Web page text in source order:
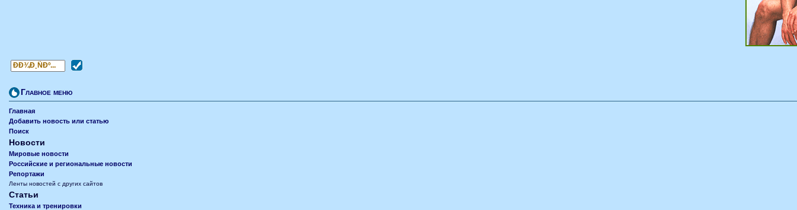
Главное меню
Главная
Добавить новость или статью
Поиск
Новости
Мировые новости
Российские и региональные новости
Репортажи
Ленты новостей с других сайтов
Статьи
Техника и тренировки